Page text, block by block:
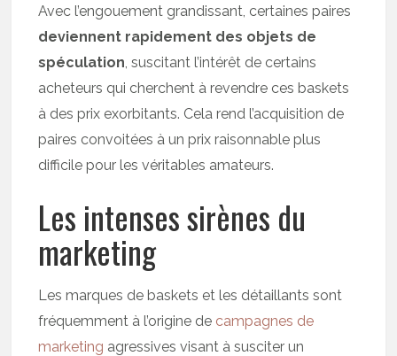
Avec l’engouement grandissant, certaines paires
deviennent rapidement des objets de
spéculation, suscitant l’intérêt de certains
acheteurs qui cherchent à revendre ces baskets
à des prix exorbitants. Cela rend l’acquisition de
paires convoitées à un prix raisonnable plus
difficile pour les véritables amateurs.
Les intenses sirènes du
marketing
Les marques de baskets et les détaillants sont
fréquemment à l’origine de campagnes de
marketing agressives visant à susciter un